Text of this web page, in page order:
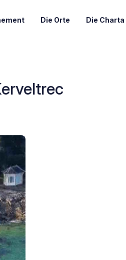
Die Orte Die Charta